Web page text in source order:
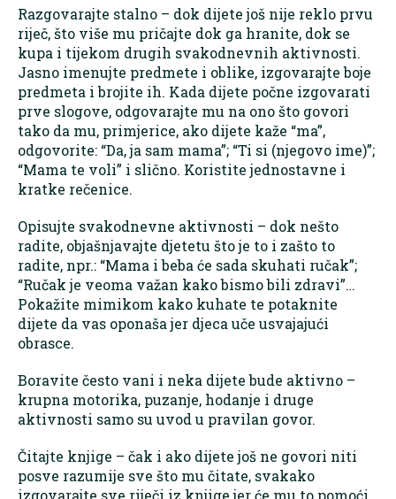
Razgovarajte stalno – dok dijete još nije reklo prvu
riječ, što više mu pričajte dok ga hranite, dok se
kupa i tijekom drugih svakodnevnih aktivnosti.
Jasno imenujte predmete i oblike, izgovarajte boje
predmeta i brojite ih. Kada dijete počne izgovarati
prve slogove, odgovarajte mu na ono što govori
tako da mu, primjerice, ako dijete kaže “ma”,
odgovorite: “Da, ja sam mama”; “Ti si (njegovo ime)”;
“Mama te voli” i slično. Koristite jednostavne i
kratke rečenice.
Opisujte svakodnevne aktivnosti – dok nešto
radite, objašnjavajte djetetu što je to i zašto to
radite, npr.: “Mama i beba će sada skuhati ručak”;
“Ručak je veoma važan kako bismo bili zdravi”…
Pokažite mimikom kako kuhate te potaknite
dijete da vas oponaša jer djeca uče usvajajući
obrasce.
Boravite često vani i neka dijete bude aktivno –
krupna motorika, puzanje, hodanje i druge
aktivnosti samo su uvod u pravilan govor.
Čitajte knjige – čak i ako dijete još ne govori niti
posve razumije sve što mu čitate, svakako